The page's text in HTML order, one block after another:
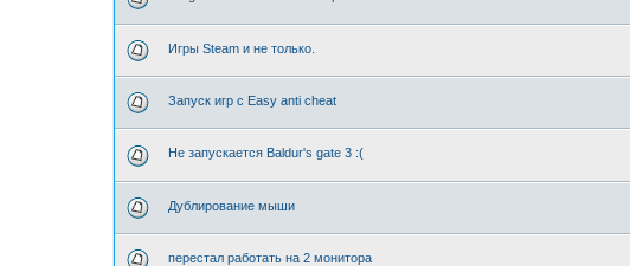
Игры Steam и не только.
Запуск игр с Easy anti cheat
Не запускается Baldur's gate 3 :(
Дублирование мыши
перестал работать на 2 монитора